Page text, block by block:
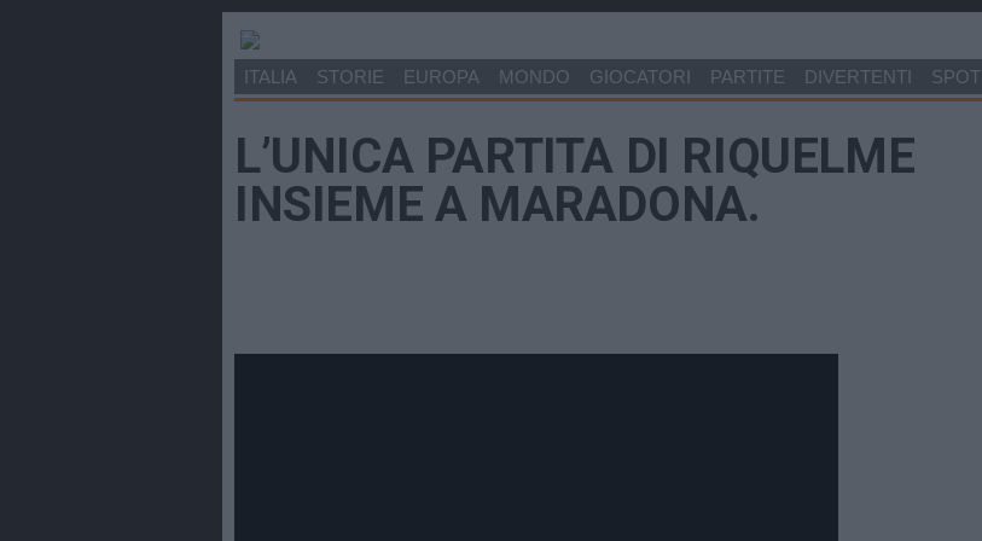
ITALIA STORIE EUROPA MONDO GIOCATORI PARTITE DIVERTENTI SPOT
L’UNICA PARTITA DI RIQUELME
INSIEME A MARADONA.